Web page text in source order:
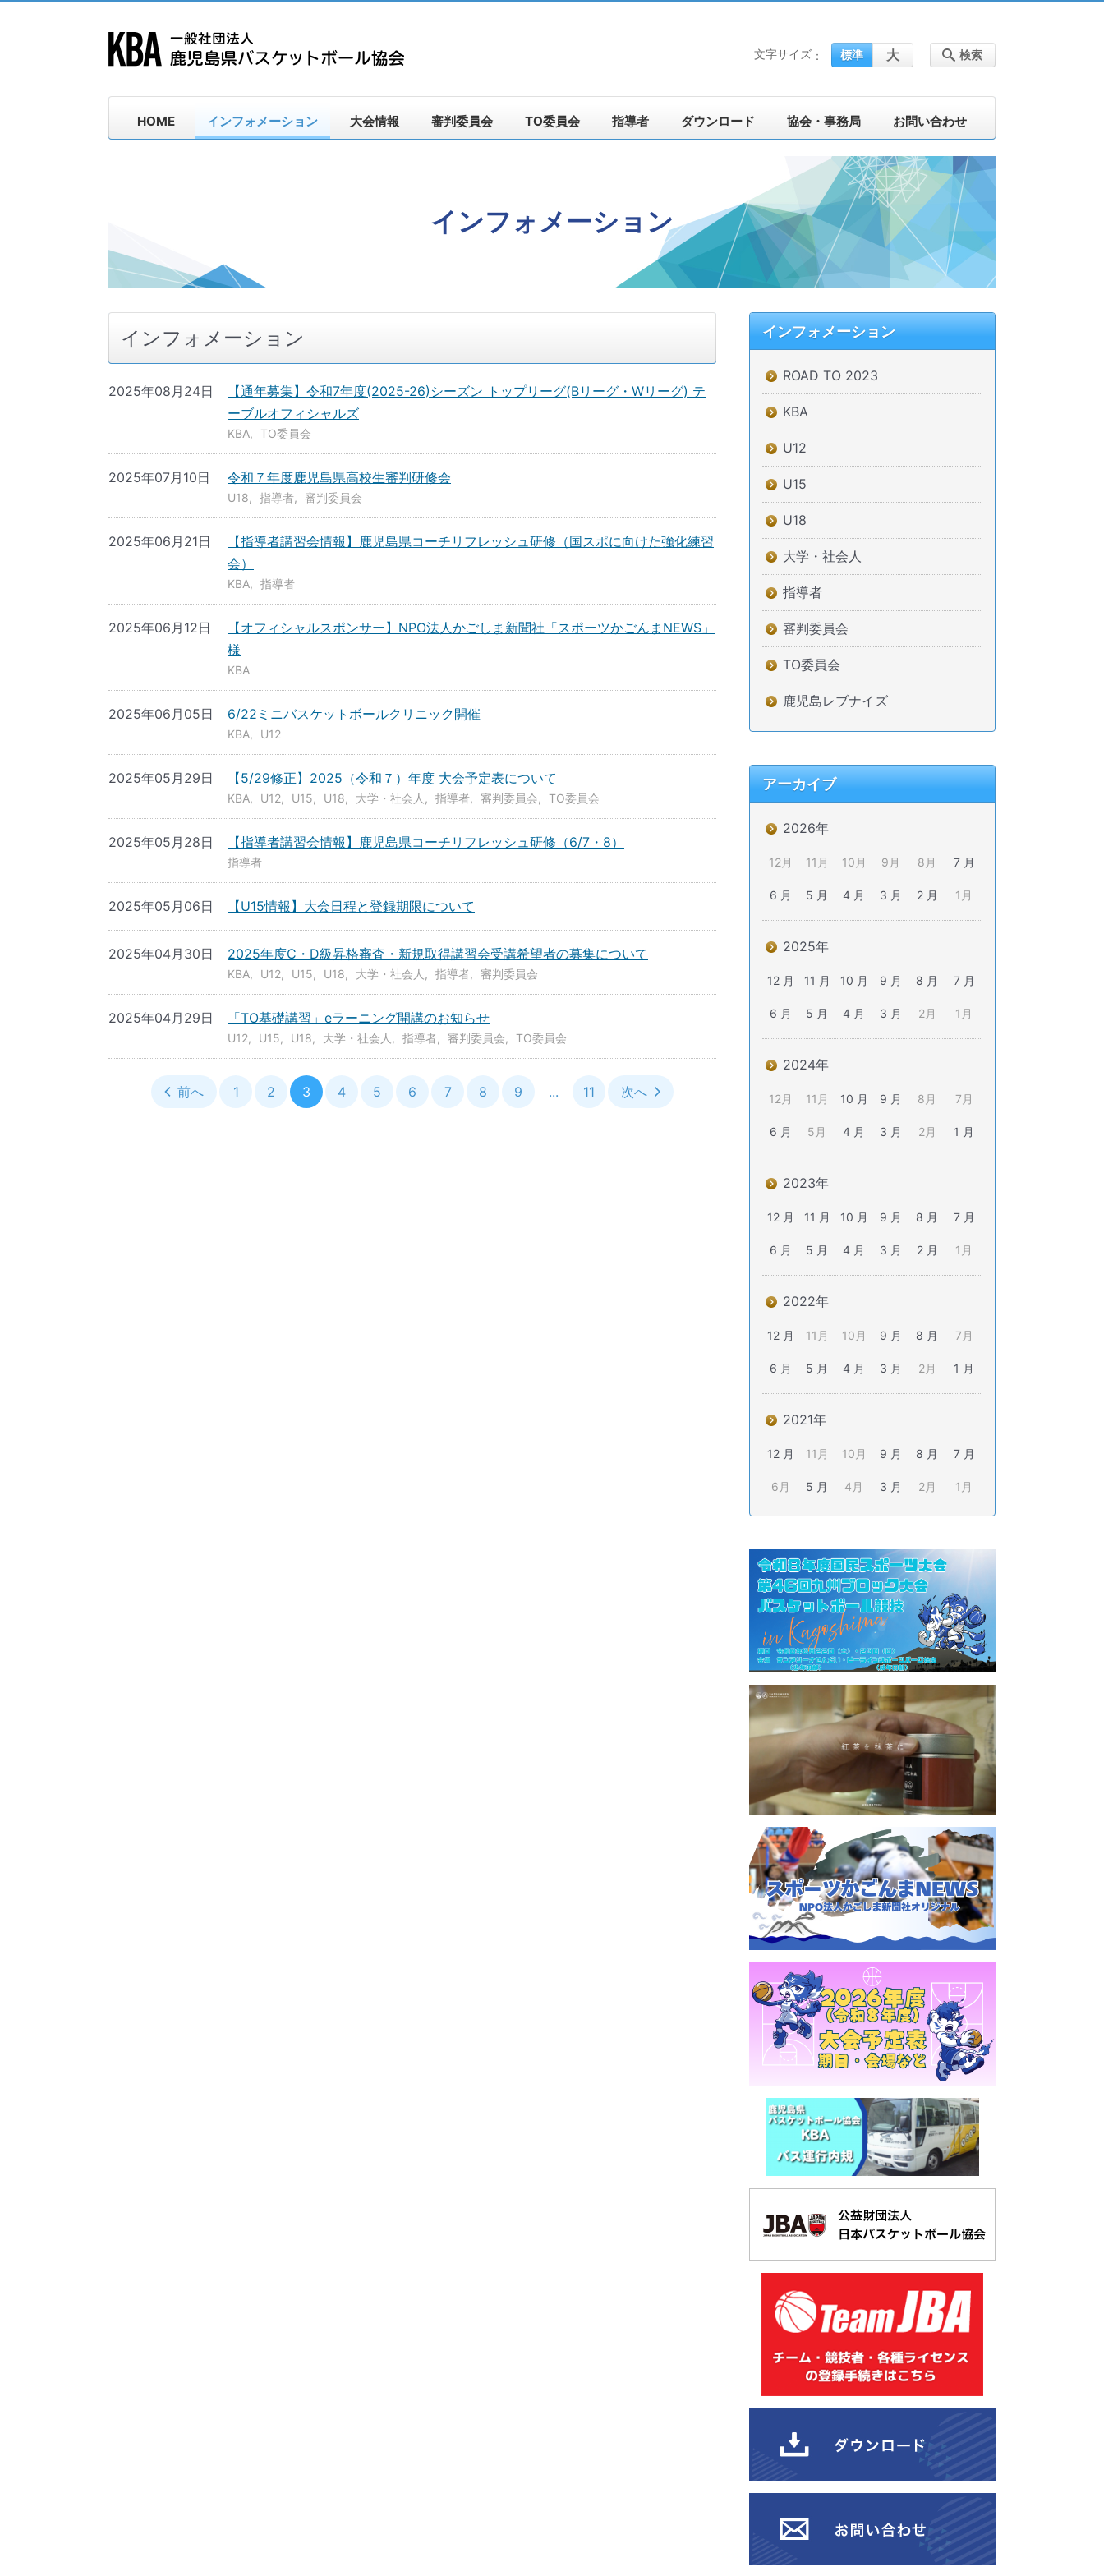
HOME インフォメーション 大会情報 審判委員会 TO委員会 指導者 ダウンロード 協会・事務局 お問い合わせ
検索
文字サイズ 標準 大
インフォメーション
インフォメーション
【通年募集】令和7年度(2025-26)シーズン トップリーグ(Bリーグ・Wリーグ) テ
ーブルオフィシャルズ
2025年08月24日
KBA TO委員会
令和７年度鹿児島県高校生審判研修会
2025年07月10日
U18 指導者 審判委員会
【指導者講習会情報】鹿児島県コーチリフレッシュ研修（国スポに向けた強化練習
会）
2025年06月21日
KBA 指導者
【オフィシャルスポンサー】NPO法人かごしま新聞社「スポーツかごんまNEWS」
様
2025年06月12日
KBA
6/22ミニバスケットボールクリニック開催
2025年06月05日
KBA U12
【5/29修正】2025（令和７）年度 大会予定表について
2025年05月29日
KBA U12 U15 U18 大学・社会人 指導者 審判委員会 TO委員会
【指導者講習会情報】鹿児島県コーチリフレッシュ研修（6/7・8）
2025年05月28日
指導者
【U15情報】大会日程と登録期限について
2025年05月06日
2025年度C・D級昇格審査・新規取得講習会受講希望者の募集について
2025年04月30日
KBA U12 U15 U18 大学・社会人 指導者 審判委員会
「TO基礎講習」eラーニング開講のお知らせ
2025年04月29日
U12 U15 U18 大学・社会人 指導者 審判委員会 TO委員会
前へ 1 2 3 4 5 6 7 8 9 ... 11 次へ
インフォメーション
ROAD TO 2023
KBA
U12
U15
U18
大学・社会人
指導者
審判委員会
TO委員会
鹿児島レブナイズ
アーカイブ
2026年
12月 11月 10月 9月 8月 7 月
6 月 5 月 4 月 3 月 2 月 1月
2025年
12 月 11 月 10 月 9 月 8 月 7 月
6 月 5 月 4 月 3 月 2月 1月
2024年
12月 11月 10 月 9 月 8月 7月
6 月 5月 4 月 3 月 2月 1 月
2023年
12 月 11 月 10 月 9 月 8 月 7 月
6 月 5 月 4 月 3 月 2 月 1月
2022年
12 月 11月 10月 9 月 8 月 7月
6 月 5 月 4 月 3 月 2月 1 月
2021年
12 月 11月 10月 9 月 8 月 7 月
6月 5 月 4月 3 月 2月 1月